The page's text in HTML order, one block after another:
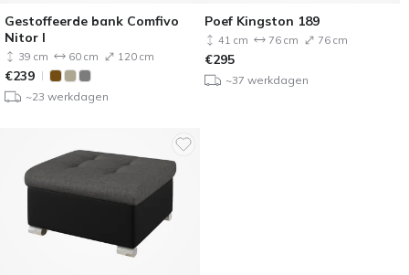
Gestoffeerde bank Comfivo
Nitor I
39 cm 60 cm 120 cm
€239
~23 werkdagen
Poef Kingston 189
41 cm 76 cm 76 cm
€295
~37 werkdagen